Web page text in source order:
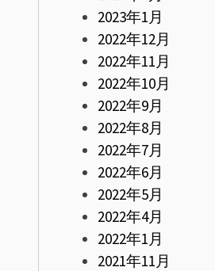
2023年1月
2022年12月
2022年11月
2022年10月
2022年9月
2022年8月
2022年7月
2022年6月
2022年5月
2022年4月
2022年1月
2021年11月